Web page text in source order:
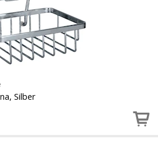
Silber